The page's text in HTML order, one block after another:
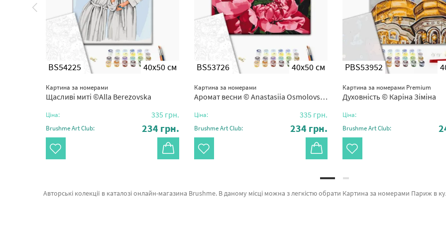
BS54225 40x50 см
Картина за номерами
Щасливі миті ©Alla Berezovska
Ціна: 335 грн.
Brushme Art Club: 234 грн.
BS53726 40x50 см
Картина за номерами
Аромат весни © Anastasiia Osmolovska
Ціна: 335 грн.
Brushme Art Club: 234 грн.
PBS53952
Картина за номерами Premium
Духовність © Каріна Зіміна
Ціна:
Brushme Art Club:
Авторські колекції в каталозі онлайн-магазина Brushme. В даному місці можна з легкістю обрати Картина за номерами Париж в кулях GX24910 від відомого виробника Brushme який вражає якістю. Весь асортимент розділу «Картини за номерами» підтверджений довірою покупців та спеціалістів. Слідуй за мною: Ніагарський водоспад, Нічний Лувр и Казковий замок Нойшванштайн а также широкий вибір найменувань за привабливими